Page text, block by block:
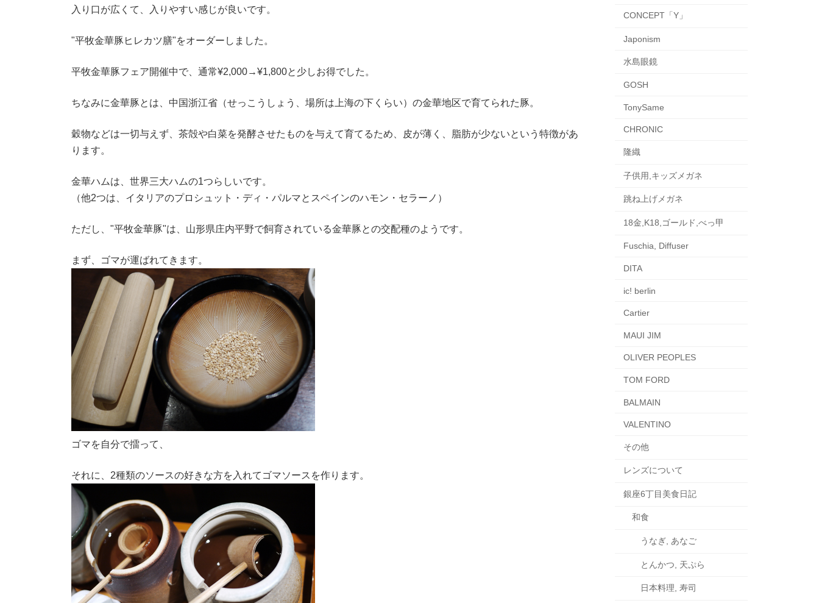
入り口が広くて、入りやすい感じが良いです。
"平牧金華豚ヒレカツ膳"をオーダーしました。
平牧金華豚フェア開催中で、通常¥2,000→¥1,800と少しお得でした。
ちなみに金華豚とは、中国浙江省（せっこうしょう、場所は上海の下くらい）の金華地区で育てられた豚。
穀物などは一切与えず、茶殻や白菜を発酵させたものを与えて育てるため、皮が薄く、脂肪が少ないという特徴があ
ります。
金華ハムは、世界三大ハムの1つらしいです。
（他2つは、イタリアのプロシュット・ディ・パルマとスペインのハモン・セラーノ）
ただし、"平牧金華豚"は、山形県庄内平野で飼育されている金華豚との交配種のようです。
まず、ゴマが運ばれてきます。
ゴマを自分で擂って、
それに、2種類のソースの好きな方を入れてゴマソースを作ります。
CONCEPT「Y」
Japonism
水島眼鏡
GOSH
TonySame
CHRONIC
隆織
子供用,キッズメガネ
跳ね上げメガネ
18金,K18,ゴールド,べっ甲
Fuschia, Diffuser
DITA
ic! berlin
Cartier
MAUI JIM
OLIVER PEOPLES
TOM FORD
BALMAIN
VALENTINO
その他
レンズについて
銀座6丁目美食日記
和食
うなぎ, あなご
とんかつ, 天ぷら
日本料理, 寿司